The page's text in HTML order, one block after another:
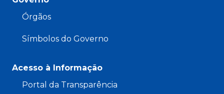
Órgãos
Símbolos do Governo
Acesso à Informação
Portal da Transparência